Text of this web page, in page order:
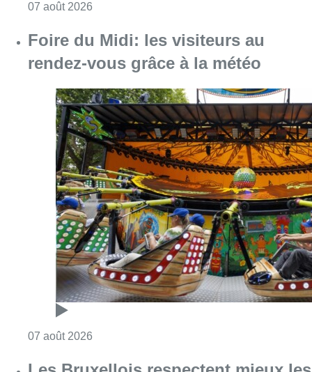
07 août 2026
Foire du Midi: les visiteurs au
rendez-vous grâce à la météo
07 août 2026